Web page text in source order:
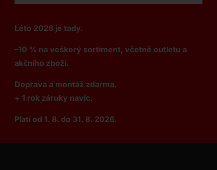
Léto 2026 je tady.
–10 % na veškerý sortiment, včetně outletu a
akčního zboží.
Doprava a montáž zdarma.
+ 1 rok záruky navíc.
Platí od 1. 8. do 31. 8. 2026.